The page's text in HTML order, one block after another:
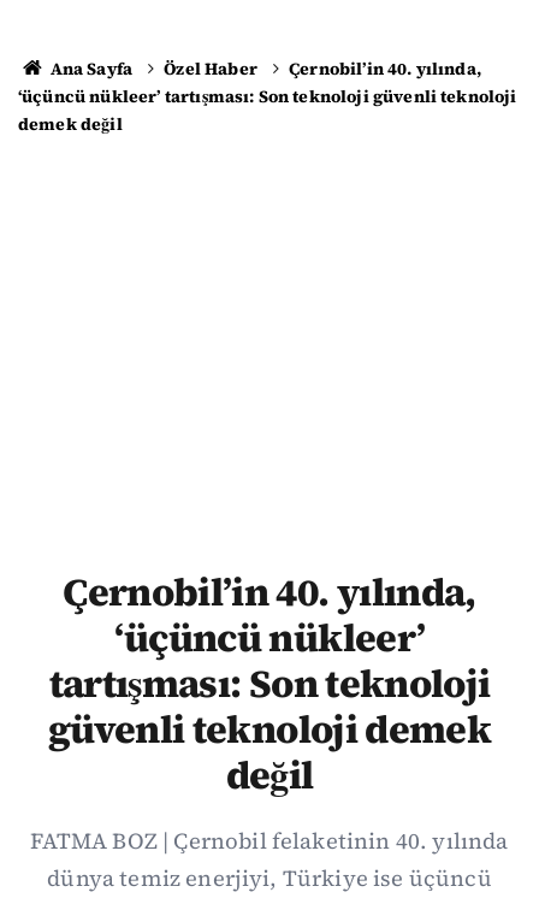
Ana Sayfa Özel Haber
Çernobil’in 40. yılında,
‘üçüncü nükleer’ tartışması: Son teknoloji güvenli teknoloji
demek değil
Çernobil’in 40. yılında,
‘üçüncü nükleer’
tartışması: Son teknoloji
güvenli teknoloji demek
değil
FATMA BOZ | Çernobil felaketinin 40. yılında
dünya temiz enerjiyi, Türkiye ise üçüncü